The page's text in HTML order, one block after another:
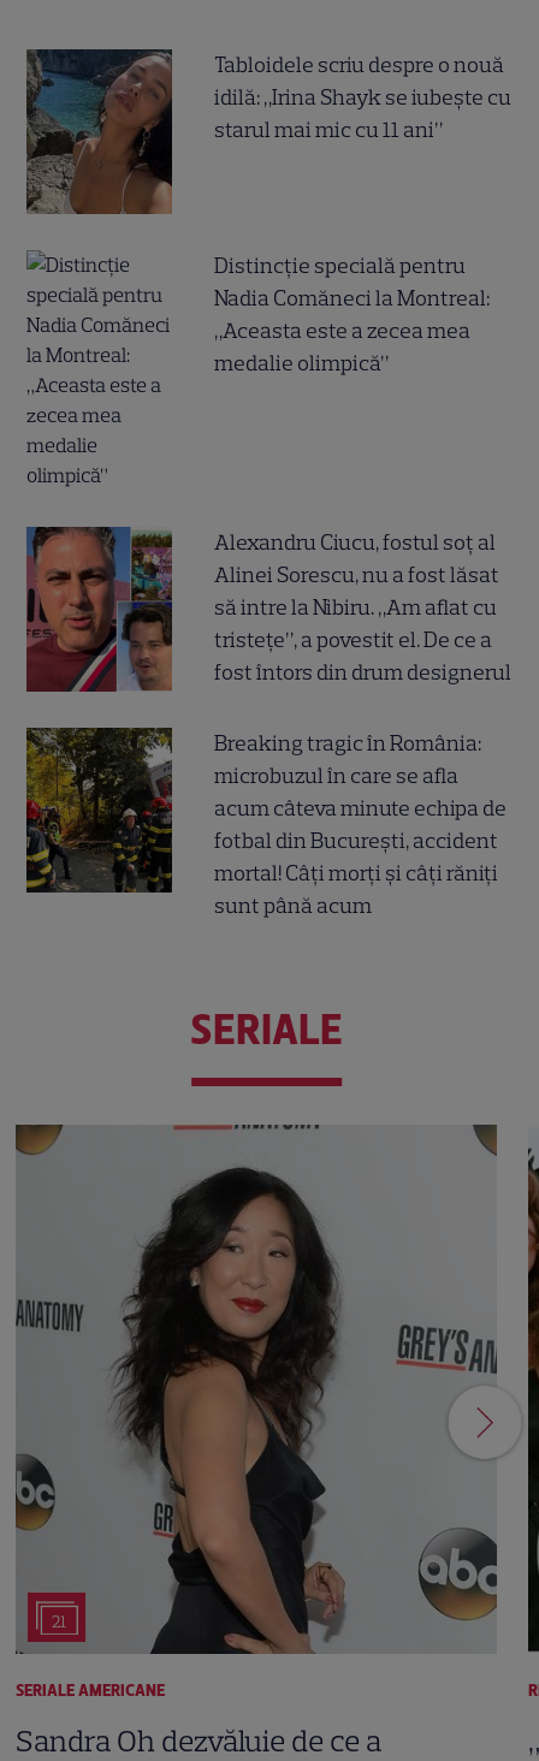
Tabloidele scriu despre o nouă
idilă: „Irina Shayk se iubește cu
starul mai mic cu 11 ani”
Distincție specială pentru
Nadia Comăneci la Montreal:
„Aceasta este a zecea mea
medalie olimpică”
Alexandru Ciucu, fostul soț al
Alinei Sorescu, nu a fost lăsat
să intre la Nibiru. „Am aflat cu
tristețe”, a povestit el. De ce a
fost întors din drum designerul
Breaking tragic în România:
microbuzul în care se afla
acum câteva minute echipa de
fotbal din București, accident
mortal! Câți morți și câți răniți
sunt până acum
SERIALE
21
SERIALE AMERICANE
Sandra Oh dezvăluie de ce a